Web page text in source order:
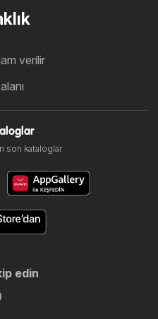
verilir
son kataloglar
edin